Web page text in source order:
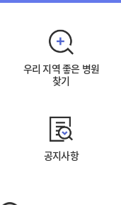
우리 지역 좋은 병원
찾기
공지사항